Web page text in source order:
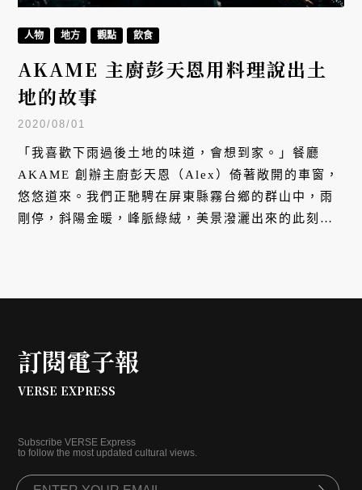
人物 地方 觀點 飲食
AKAME 主廚彭天恩用料理說出土
地的故事
2020/08/01
「我喜歡下雨過後土地的味道，會想到家。」餐廳
AKAME 創辦主廚彭天恩（Alex）倚著敞開的車窗，
悠悠道來。我們正馳騁在屏東縣霧台鄉的群山中，雨
剛停，斜陽金暖，峰脈綠絨，美景潑灑出來的此刻，
訂閱電子報
VERSE EXPRESS
Subscribe VERSE Express
to follow the most updated cultural views.